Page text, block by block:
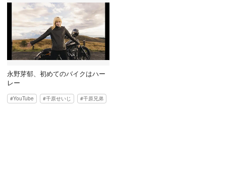
永野芽郁、初めてのバイクはハー
レー
YouTube 千原せいじ 千原兄弟